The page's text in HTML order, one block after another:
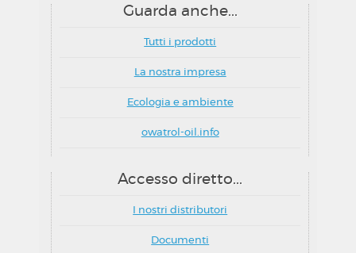
Guarda anche...
Tutti i prodotti
La nostra impresa
Ecologia e ambiente
owatrol-oil.info
Accesso diretto...
I nostri distributori
Documenti